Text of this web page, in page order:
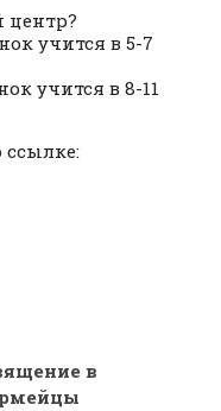
центр?
учится в 5-7
учится в 8-11
ссылке:
в